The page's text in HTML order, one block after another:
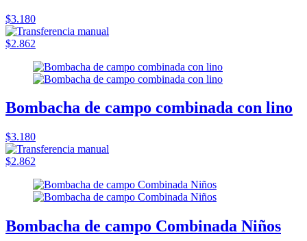
$3.180
$2.862
Bombacha de campo combinada con lino
$3.180
$2.862
Bombacha de campo Combinada Niños